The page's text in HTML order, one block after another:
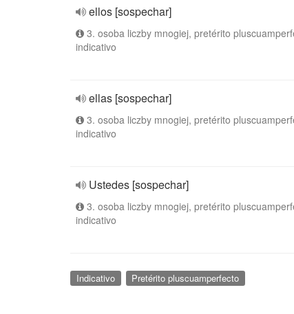
ellos [sospechar]
3. osoba liczby mnogiej, pretérito
indicativo
ellas [sospechar]
3. osoba liczby mnogiej, pretérito
indicativo
Ustedes [sospechar]
3. osoba liczby mnogiej, pretérito
indicativo
Indicativo Pretérito pluscuamperfecto